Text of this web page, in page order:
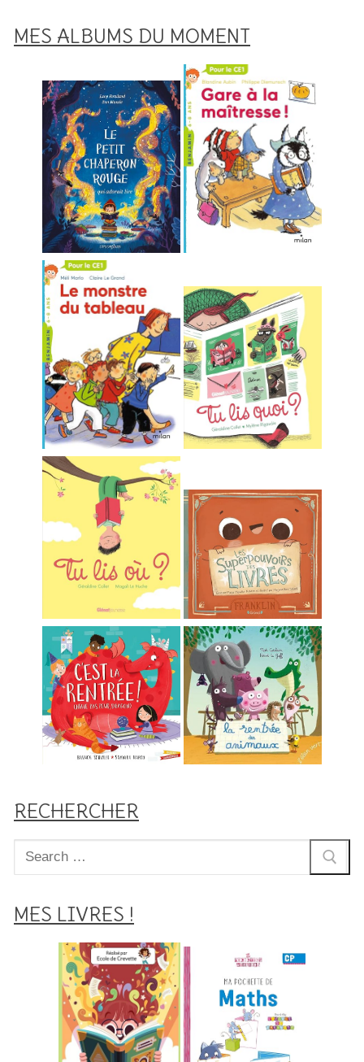
MES ALBUMS DU MOMENT
RECHERCHER
Rechercher
:
MES LIVRES !